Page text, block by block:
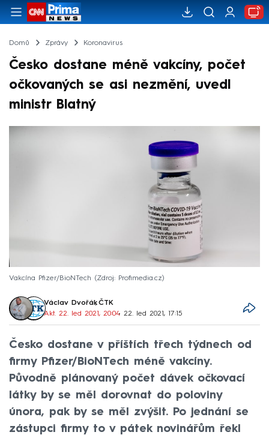
Domů Zprávy Koronavirus
Česko dostane méně vakcíny, počet
očkovaných se asi nezmění, uvedl
ministr Blatný
Vakcína Pfizer/BioNTech Zdroj: Profimedia.cz
Václav Dvořák, ČTK
Akt. 22. led 2021, 20:04• 22. led 2021, 17:15
Česko dostane v příštích třech týdnech od
firmy Pfizer/BioNTech méně vakcíny.
Původně plánovaný počet dávek očkovací
látky by se měl dorovnat do poloviny
února, pak by se měl zvýšit. Po jednání se
zástupci firmy to v pátek novinářům řekl